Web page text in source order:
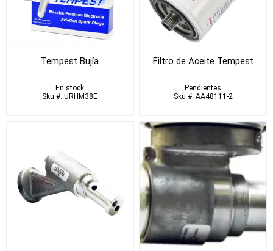
Tempest Bujía
En stock
Sku #: URHM38E
Filtro de Aceite Tempest
Pendientes
Sku #: AA48111-2